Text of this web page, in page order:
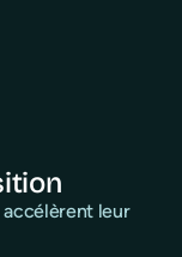
accélèrent leur